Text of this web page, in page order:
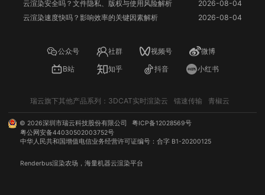
云渲染安全吗？文件隐私、版权与使用风险解析
2026-08-04
云渲染速度快吗？影响效率的关键因素解析
2026-08-04
公众号 社群 视频号
微博
B站
知乎 抖音 小红书
瑞云旗下其他产品系列： 3DCAT实时渲染云 镭速传输 青椒云
© 2026深圳市瑞云科技股份有限公司
粤ICP备12028569号
粤公网安备44030502003752号
中华人民共和国增值电信业务经营许可证编号：合字 B1-20200125
Renderbus渲染农场 ，海量机器云渲染平台